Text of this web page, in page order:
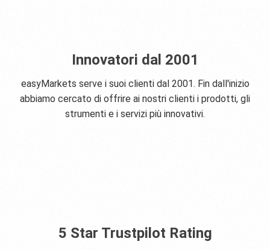
Innovatori dal 2001
easyMarkets serve i suoi clienti dal 2001. Fin dall'inizio
abbiamo cercato di offrire ai nostri clienti i prodotti, gli
strumenti e i servizi più innovativi.
5 Star Trustpilot Rating